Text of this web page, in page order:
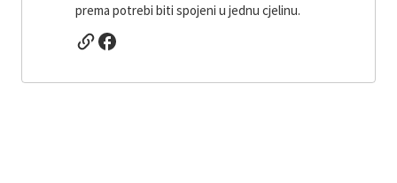
prema potrebi biti spojeni u jednu cjelinu.